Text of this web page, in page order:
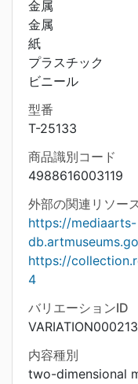
金属
金属
紙
プラスチック
ビニール
型番
T-25133
商品識別コード
4988616003119
外部の関連リソー
https://mediaarts-
https://
4
バリエーションID
内容種別
two-dimensional